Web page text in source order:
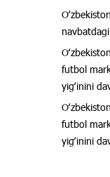
futbol
yigʻinini
futbol
yigʻinini